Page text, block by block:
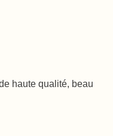
haute qualité, beau